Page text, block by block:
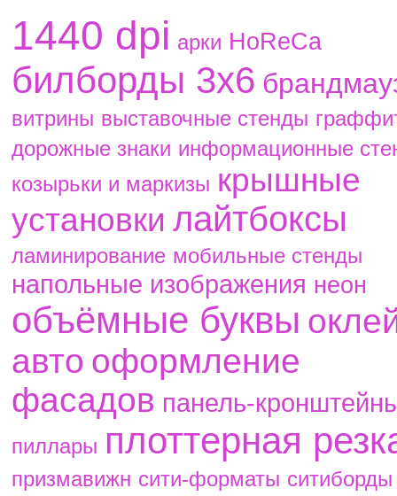
1440 dpi aрки HoReCa
билборды 3х6
витрины выставочные стенды
дорожные знаки информационные
козырьки и маркизы крышные
установки лайтбоксы
ламинирование мобильные стенды
напольные изображения неон
объёмные буквы
авто оформление
фасадов панель-
пиллары плоттерная
призмавижн сити-форматы ситиборды